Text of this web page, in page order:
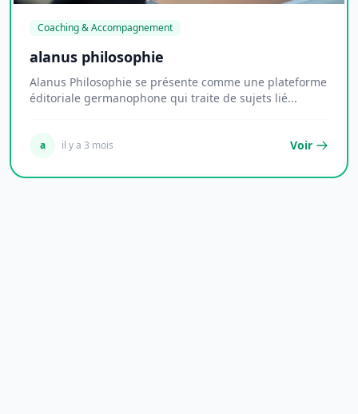
Coaching & Accompagnement
alanus philosophie
Alanus Philosophie se présente comme une plateforme
éditoriale germanophone qui traite de sujets lié...
a il y a 3 mois Voir